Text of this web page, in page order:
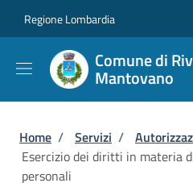
Regione Lombardia
Comune di
Mantovano
Briciole di pane
Home / Servizi /
Esercizio dei diritti in materia
personali